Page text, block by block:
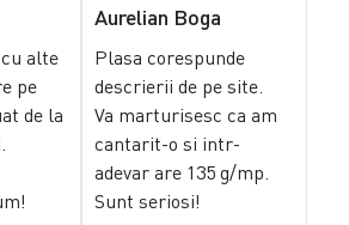
alte
pe
de la
Aurelian Boga
Plasa corespunde
descrierii de pe site.
Va marturisesc ca am
cantarit-o si intr-
adevar are 135 g/mp.
Sunt seriosi!